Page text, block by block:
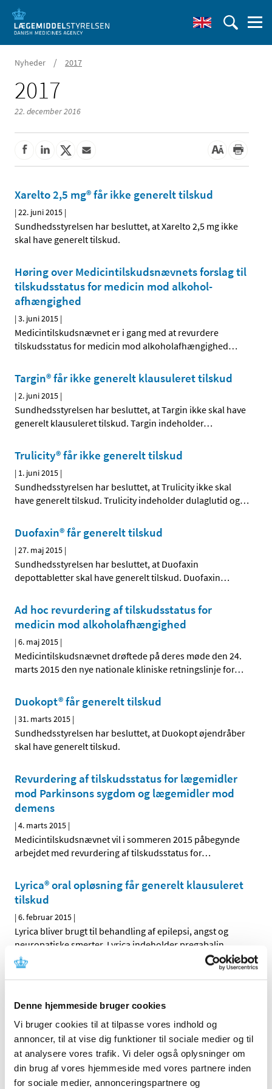
Denne hjemmeside bruger cookies
Vi bruger cookies til at tilpasse vores indhold og
annoncer, til at vise dig funktioner til sociale medier og til
at analysere vores trafik. Vi deler også oplysninger om
din brug af vores hjemmeside med vores partnere inden
for sociale medier, annonceringspartnere og
Nyheder / 2017
2017
22. december 2016
Xarelto 2,5 mg® får ikke generelt tilskud
|22. juni 2015 |
Sundhedsstyrelsen har besluttet, at Xarelto 2,5 mg ikke
skal have generelt tilskud.
Høring over Medicintilskuds­nævnets forslag til
tilskudsstatus for medicin mod alkohol­
afhængighed
|3. juni 2015 |
Medicintilskudsnævnet er i gang med at revurdere
tilskudsstatus for medicin mod alkoholafhængighed…
Targin® får ikke generelt klausuleret tilskud
|2. juni 2015 |
Sundhedsstyrelsen har besluttet, at Targin ikke skal have
generelt klausuleret tilskud. Targin indeholder…
Trulicity® får ikke generelt tilskud
| 1. juni 2015 |
Sundhedsstyrelsen har besluttet, at Trulicity ikke skal
have generelt tilskud. Trulicity indeholder dulaglutid og…
Duofaxin® får generelt tilskud
|27. maj 2015 |
Sundhedsstyrelsen har besluttet, at Duofaxin
depottabletter skal have generelt tilskud. Duofaxin…
Ad hoc revurdering af tilskudsstatus for
medicin mod alkoholafhængighed
|6. maj 2015 |
Medicintilskudsnævnet drøftede på deres møde den 24.
marts 2015 den nye nationale kliniske retningslinje for…
Duokopt® får generelt tilskud
|31. marts 2015 |
Sundhedsstyrelsen har besluttet, at Duokopt øjendråber
skal have generelt tilskud.
Revurdering af tilskudsstatus for lægemidler
mod Parkinsons sygdom og lægemidler mod
demens
|4. marts 2015 |
Medicintilskudsnævnet vil i sommeren 2015 påbegynde
arbejdet med revurdering af tilskudsstatus for…
Lyrica® oral opløsning får generelt klausuleret
tilskud
|6. februar 2015 |
Lyrica bliver brugt til behandling af epilepsi, angst og
neuropatiske smerter. Lyrica indeholder pregabalin.
Voltabak® får generelt tilskud
Voltabak øjendråber bliver brugt til behandling af gener
og smerter i øjet fx efter operation. Voltabak…
Daivobet gel m applikator® får generelt tilskud
|28. januar 2015|
Sundhedsstyrelsen giver generelt tilskud til Daivobet gel